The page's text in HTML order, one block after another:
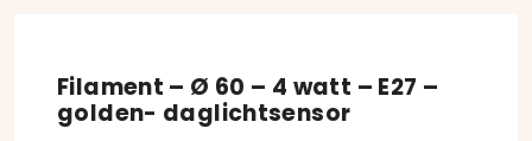
Filament – Ø 60 – 4 watt – E27 –
golden- daglichtsensor